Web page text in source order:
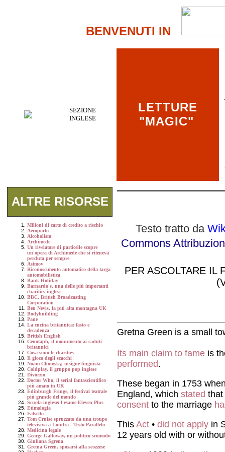
BENVENUTI IN
SEZIONE
INGLESE
LETTURE
"MAGIC"
ALTRE RISORSE
Milioni di carte di credito a rischio
Aeroporto
Alcoholism
Archimede
Un rivelatore di particelle scopre
un'opera di Archimede che si riteneva
perduta per sempre
Asimov
Riconoscimento automatico della targa
automobilistica
Bank Holiday
Barnardo's, una delle più importanti
charities inglesi
BBC, British Broadcasting
Corporation
Ben Nevis, la più alta montagna UK
Bodybuilding
Pane
La cucina britannica: fasto e
decadenza
British English
Cenotaph, il monumento ai caduti
britannici
Cosa sono le charities
Il gioco degli scacchi
Noam Chomsky, insigne linguista
Coldplay, il gruppo pop inglese
Divorzio
Doctor Who, il serial fantascientifico
più amato in UK
Edinburgh Fringe, il festival teatrale
più grande del mondo
Scuola inglese: l'esame Eleven Plus
Etimologia
Falsetto
Tom Cruise spruzzato da una troupe
televisiva a Londra - Testo Parallelo
Medicina legale
George Galloway, un politico scomodo
Giuliana Sgrena
Gretna Green, sposarsi alla scozzese
Testo tratto da
Commons
PER ASCOLTARE IL
Gretna Green is a small
Its main claim to fame is
performed.
These began in 1753
England, which stated
consent to the marriage
This Act • did not apply in
12 years old with or